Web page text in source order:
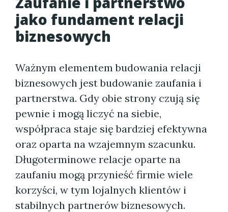
jako fundament relacji
biznesowych
Ważnym elementem budowania relacji
biznesowych jest budowanie zaufania i
partnerstwa. Gdy obie strony czują się
pewnie i mogą liczyć na siebie,
współpraca staje się bardziej efektywna
oraz oparta na wzajemnym szacunku.
Długoterminowe relacje oparte na
zaufaniu mogą przynieść firmie wiele
korzyści, w tym lojalnych klientów i
stabilnych partnerów biznesowych.